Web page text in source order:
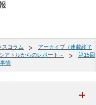
スコラム
アーカイブ（連載終了
アトルからのレポート～
第15回
情